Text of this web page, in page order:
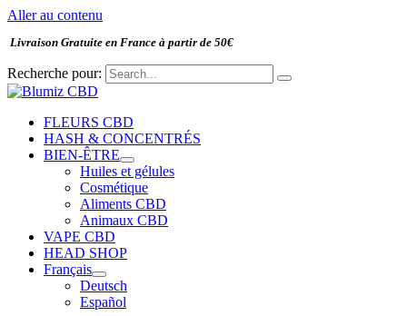
Aller au contenu
Livraison Gratuite en France à partir de 50€
Recherche pour:
FLEURS CBD
HASH & CONCENTRÉS
BIEN-ÊTRE
Huiles et gélules
Cosmétique
Aliments CBD
Animaux CBD
VAPE CBD
HEAD SHOP
Français
Deutsch
Español